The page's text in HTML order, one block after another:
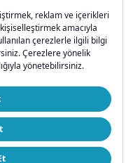
markası ve
Anonim
Şirketi’nin
ISO 20000-1:2018